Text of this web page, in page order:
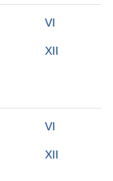
VI
XII
VI
XII